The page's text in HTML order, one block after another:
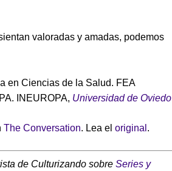
valoradas y amadas, podemos
en Ciencias de la Salud. FEA
INEUROPA, Universidad de Oviedo
The Conversation. Lea el original .
de Culturizando sobre Series y